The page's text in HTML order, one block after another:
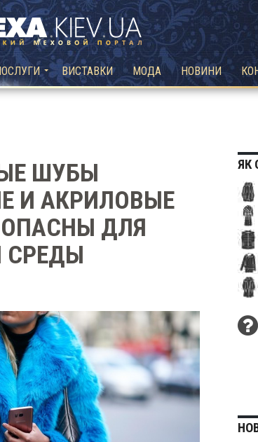
ВИСТАВКИ МОДА НОВИНИ
ШУБЫ
И АКРИЛОВЫЕ
ДЛЯ
ЯК